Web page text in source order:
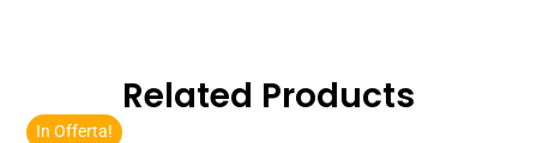
Related Products
In Offerta!